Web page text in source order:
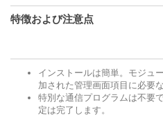
特徴および注意点
インストールは簡単。モジュ
加された管理画面項目に必要
特別な通信プログラムは不要
定は完了します。